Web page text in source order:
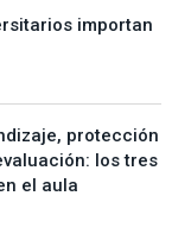
importan
protección
los tres
el aula